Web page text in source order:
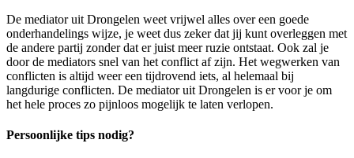
De mediator uit Drongelen weet vrijwel alles over een goede
onderhandelings wijze, je weet dus zeker dat jij kunt overleggen met
de andere partij zonder dat er juist meer ruzie ontstaat. Ook zal je
door de mediators snel van het conflict af zijn. Het wegwerken van
conflicten is altijd weer een tijdrovend iets, al helemaal bij
langdurige conflicten. De mediator uit Drongelen is er voor je om
het hele proces zo pijnloos mogelijk te laten verlopen.
Persoonlijke tips nodig?